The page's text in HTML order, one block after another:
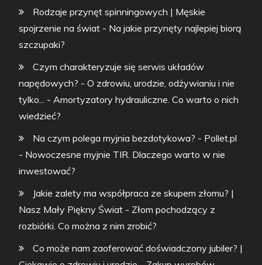
Rodzaje przynęt spinningowych | Męskie
spojrzenie na świat - Na jakie przynęty najlepiej biorą
szczupaki?
Czym charakteryzuje się serwis układów
napędowych? - O zdrowiu, urodzie, odżywianiu i nie
tylko... -Amortyzatory hydrauliczne. Co warto o nich
wiedzieć?
Na czym polega myjnia bezdotykowa? - Pollet.pl
- Nowoczesne myjnie TIR. Dlaczego warto w nie
inwestować?
Jakie zalety ma współpraca ze skupem złomu? |
Nasz Mały Piękny Świat - Złom pochodzący z
rozbiórki. Co można z nim zrobić?
Co może nam zaoferować doświadczony jubiler? |